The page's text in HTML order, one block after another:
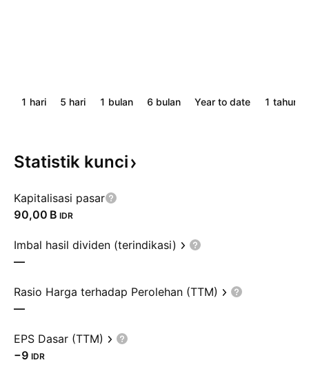
1 hari 5 hari 1 bulan 6 bulan Year to date 1 tahun
Statistik kunci
Kapitalisasi pasar
‪90,00 B‬ IDR
Imbal hasil dividen (terindikasi)
—
Rasio Harga terhadap Perolehan (TTM)
—
EPS Dasar (TTM)
−9 IDR